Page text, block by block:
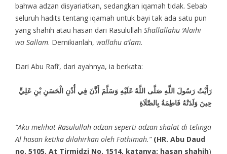
bahwa adzan disyariatkan, sedangkan iqamah tidak. Sebab
seluruh hadits tentang iqamah untuk bayi tak ada satu pun
yang shahih atau hasan dari Rasulullah Shallallahu ‘Alaihi
wa Sallam. Demikianlah, wallahu a’lam.
Dari Abu Rafi’, dari ayahnya, ia berkata:
رَأَيْتُ رَسُولَ اللَّهِ صَلَّى اللَّهُ عَلَيْهِ وَسَلَّمَ أَذَّنَ فِي أُذُنِ الْحَسَنِ بْنِ عَلِيٍّ
حِينَ وَلَدَتْهُ فَاطِمَةُ بِالصَّلَاةِ
“Aku melihat Rasulullah adzan seperti adzan shalat di telinga
Al hasan ketika dilahirkan oleh Fathimah.” (HR. Abu Daud
no. 5105. At Tirmidzi No. 1514, katanya: hasan shahih)